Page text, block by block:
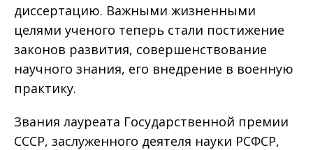
диссертацию. Важными жизненными
целями ученого теперь стали постижение
законов развития, совершенствование
научного знания, его внедрение в военную
практику.
Звания лауреата Государственной премии
СССР, заслуженного деятеля науки РСФСР,